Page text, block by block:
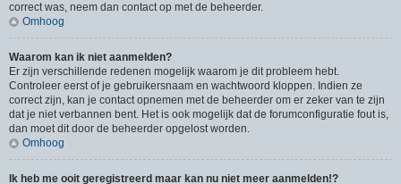
correct was, neem dan contact op met de beheerder.
Omhoog
Waarom kan ik niet aanmelden?
Er zijn verschillende redenen mogelijk waarom je dit probleem hebt.
Controleer eerst of je gebruikersnaam en wachtwoord kloppen. Indien ze
correct zijn, kan je contact opnemen met de beheerder om er zeker van te zijn
dat je niet verbannen bent. Het is ook mogelijk dat de forumconfiguratie fout is,
dan moet dit door de beheerder opgelost worden.
Omhoog
Ik heb me ooit geregistreerd maar kan nu niet meer aanmelden!?